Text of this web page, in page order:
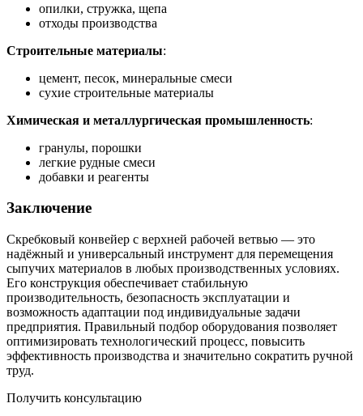
опилки, стружка, щепа
отходы производства
Строительные материалы:
цемент, песок, минеральные смеси
сухие строительные материалы
Химическая и металлургическая промышленность:
гранулы, порошки
легкие рудные смеси
добавки и реагенты
Заключение
Скребковый конвейер с верхней рабочей ветвью — это
надёжный и универсальный инструмент для перемещения
сыпучих материалов в любых производственных условиях.
Его конструкция обеспечивает стабильную
производительность, безопасность эксплуатации и
возможность адаптации под индивидуальные задачи
предприятия. Правильный подбор оборудования позволяет
оптимизировать технологический процесс, повысить
эффективность производства и значительно сократить ручной
труд.
Получить консультацию